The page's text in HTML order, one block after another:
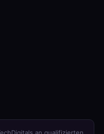
an qualifizierten